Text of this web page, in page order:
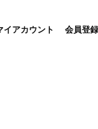
イアカウント 会員登録